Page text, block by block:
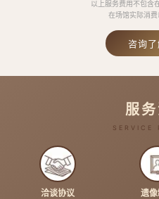
以上服务费用不包含
在场馆实际消
咨询
服
SERVICE
洽谈协议 遗